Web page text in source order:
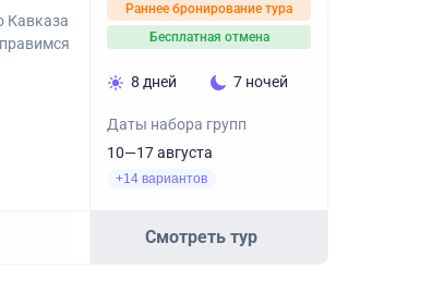
Кавказа
Раннее бронирование тура
Бесплатная отмена
8 дней 7 ночей
Даты набора групп
10—17 августа
+14 вариантов
Смотреть тур